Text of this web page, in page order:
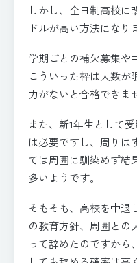
しかし、全日制高校に
ドルが高い方法になり
学期ごとの補欠募集や
こういった枠は人数が
力がないと合格できま
また、新1年生として
は必要ですし、周りは
ては周囲に馴染めず結
多いようです。
そもそも、高校を中退
の教育方針、周囲との
って辞めたのですから